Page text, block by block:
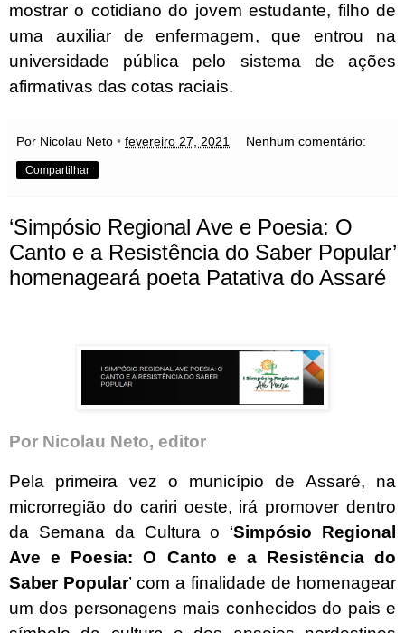
mostrar o cotidiano do jovem estudante, filho de
uma auxiliar de enfermagem, que entrou na
universidade pública pelo sistema de ações
afirmativas das cotas raciais.
Por Nicolau Neto • fevereiro 27, 2021 Nenhum comentário:
Compartilhar
‘Simpósio Regional Ave e Poesia: O
Canto e a Resistência do Saber Popular’
homenageará poeta Patativa do Assaré
Por Nicolau Neto, editor
Pela primeira vez o município de Assaré, na
microrregião do cariri oeste, irá promover dentro
da Semana da Cultura o ‘Simpósio Regional
Ave e Poesia: O Canto e a Resistência do
Saber Popular’ com a finalidade de homenagear
um dos personagens mais conhecidos do pais e